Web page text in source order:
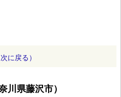
に戻る）
川県藤沢市）